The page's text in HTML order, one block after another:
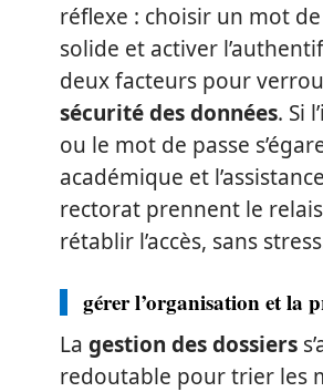
réflexe : choisir un mot
solide et activer
deux facteurs pour
sécurité des données. Si
ou le mot de passe
académique et
rectorat prennent le
rétablir l’accès, sans
gérer l’organisation et la
La gestion des dossiers
redoutable pour trier les